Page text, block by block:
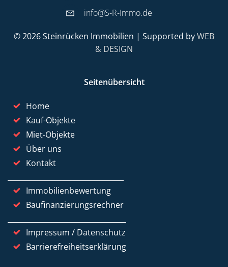
info@S-R-Immo.de
© 2026 Steinrücken Immobilien | Supported byWEB
& DESIGN
Seitenübersicht
Home
Kauf-Objekte
Miet-Objekte
Über uns
Kontakt
Immobilienbewertung
Baufinanzierungsrechner
Impressum / Datenschutz
Barrierefreiheitserklärung